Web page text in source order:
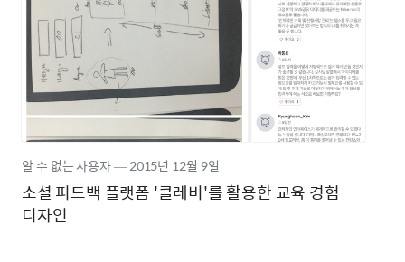
소셜 피드백 플랫폼 '클레비'를 활용한 교육 경험
디자인
알 수 없는 사용자―2015년 12월 9일